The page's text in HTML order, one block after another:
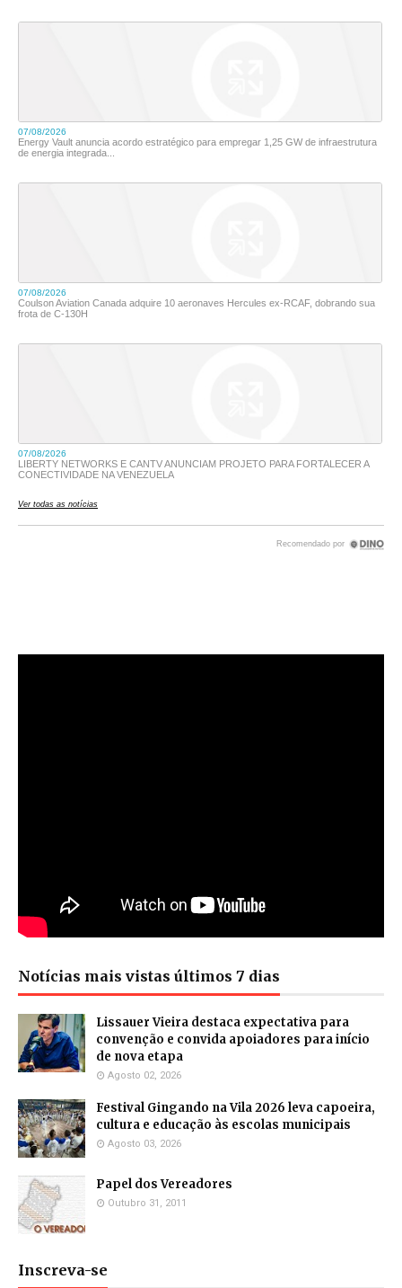
Notícias mais vistas últimos 7 dias
Lissauer Vieira destaca expectativa para
convenção e convida apoiadores para início
de nova etapa
Agosto 02, 2026
Festival Gingando na Vila 2026 leva capoeira,
cultura e educação às escolas municipais
Agosto 03, 2026
Papel dos Vereadores
Outubro 31, 2011
Inscreva-se